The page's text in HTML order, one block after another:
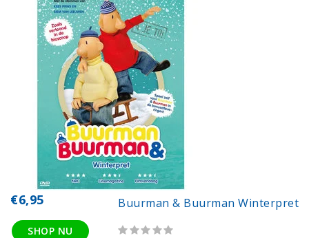
Buurman & Buurman Winterpret
€6,95
SHOP NU